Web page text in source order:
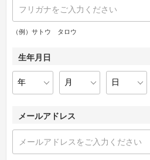
（例）サトウ タロウ
生年月日
メールアドレス